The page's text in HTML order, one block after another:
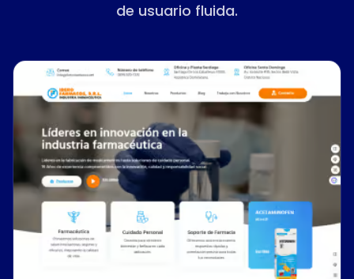
de usuario fluida.